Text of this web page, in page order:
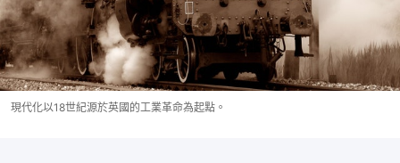
現代化以18世紀源於英國的工業革命為起點。